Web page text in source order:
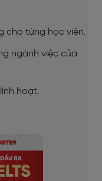
cho từng học viên.
ngành việc của
hoạt.